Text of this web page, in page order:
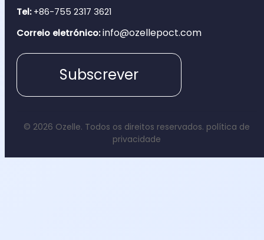
Tel:+86-755 2317 3621
Correio eletrónico: info@ozellepoct.com
Subscrever
© 2026 Ozelle. Todos os direitos reservados. política de
privacidade